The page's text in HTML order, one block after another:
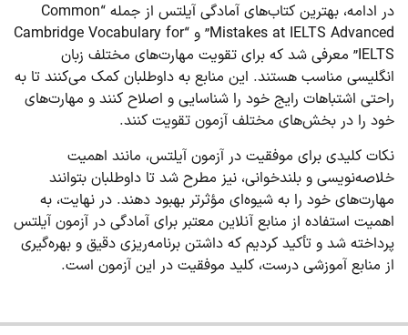
در ادامه، بهترین کتاب‌های آمادگی آیلتس از جمله “Common
Mistakes at IELTS Advanced” و “Cambridge Vocabulary for
IELTS” معرفی شد که برای تقویت مهارت‌های مختلف زبان
انگلیسی مناسب هستند. این منابع به داوطلبان کمک می‌کنند تا به
راحتی اشتباهات رایج خود را شناسایی و اصلاح کنند و مهارت‌های
خود را در بخش‌های مختلف آزمون تقویت کنند.
نکات کلیدی برای موفقیت در آزمون آیلتس، مانند اهمیت
خلاصه‌نویسی و بلندخوانی، نیز مطرح شد تا داوطلبان بتوانند
مهارت‌های خود را به شیوه‌ای مؤثرتر بهبود دهند. در نهایت، به
اهمیت استفاده از منابع آنلاین معتبر برای آمادگی در آزمون آیلتس
پرداخته شد و تأکید کردیم که داشتن برنامه‌ریزی دقیق و بهره‌گیری
از منابع آموزشی درست، کلید موفقیت در این آزمون است.